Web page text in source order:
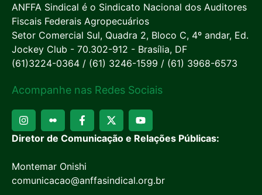
ANFFA Sindical é o Sindicato Nacional dos Auditores
Fiscais Federais Agropecuários
Setor Comercial Sul, Quadra 2, Bloco C, 4º andar, Ed.
Jockey Club - 70.302-912 - Brasília, DF
(61)3224-0364 / (61) 3246-1599 / (61) 3968-6573
Acompanhe nas Redes Sociais
Diretor de Comunicação e Relações Públicas:
Montemar Onishi
comunicacao@anffasindical.org.br